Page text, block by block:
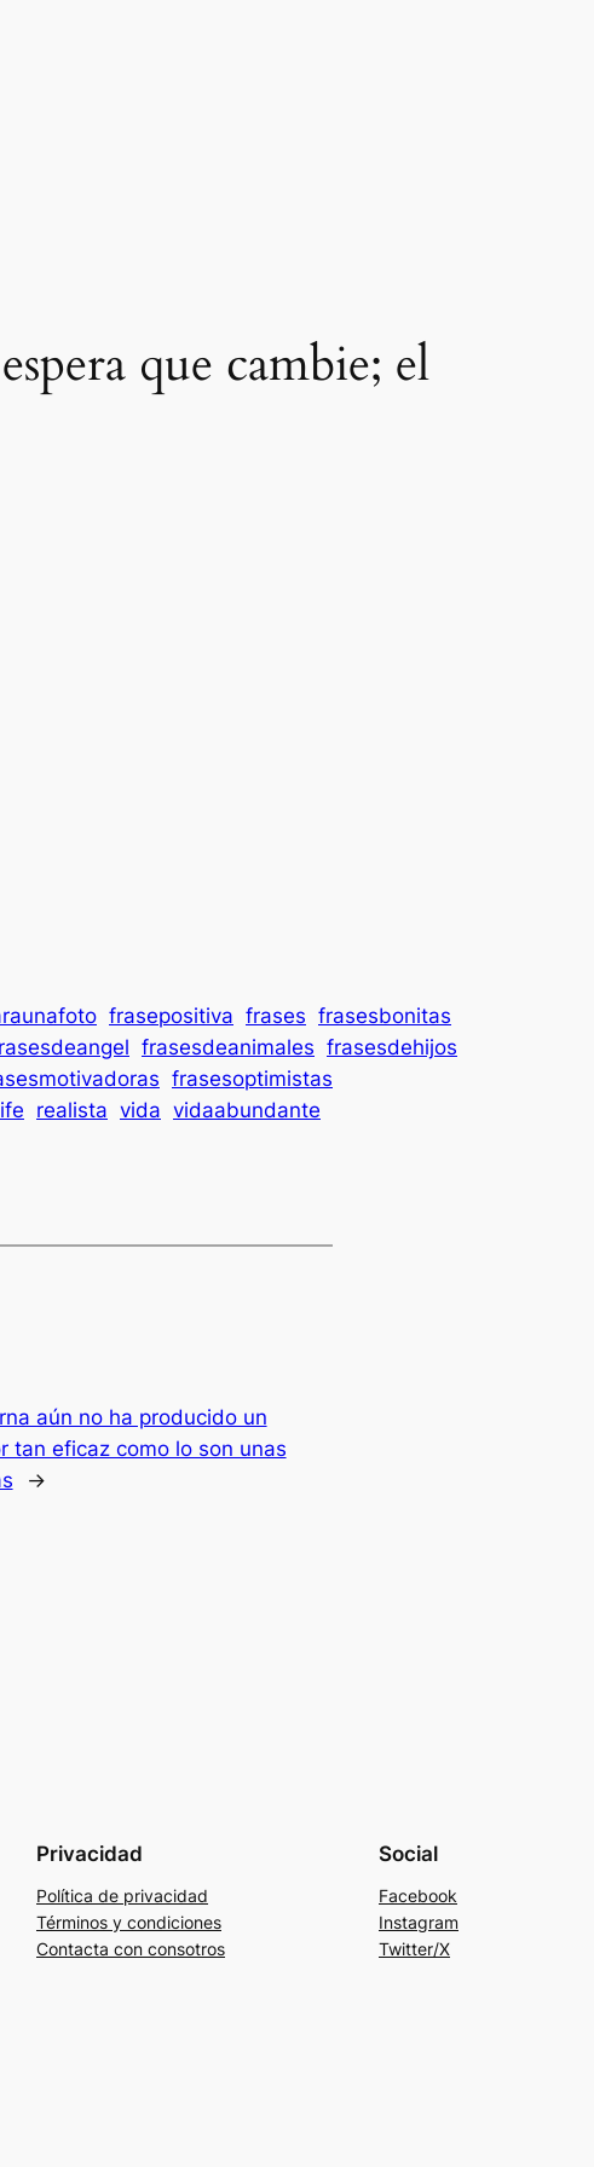
que cambie; el
frasepositiva frases frasesbonitas
frasesdeanimales frasesdehijos
frasesoptimistas
realista vida vidaabundante
aún no ha producido un
tan eficaz como lo son unas
→
Privacidad
Política de privacidad
Términos y condiciones
Contacta con consotros
Social
Facebook
Instagram
Twitter/X